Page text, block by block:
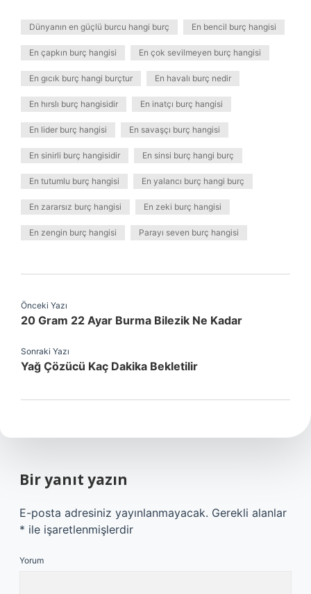
Dünyanın en güçlü burcu hangi burç En bencil burç hangisi
En çapkın burç hangisi En çok sevilmeyen burç hangisi
En gıcık burç hangi burçtur En havalı burç nedir
En hırslı burç hangisidir En inatçı burç hangisi
En lider burç hangisi En savaşçı burç hangisi
En sinirli burç hangisidir En sinsi burç hangi burç
En tutumlu burç hangisi En yalancı burç hangi burç
En zararsız burç hangisi En zeki burç hangisi
En zengin burç hangisi Parayı seven burç hangisi
Önceki Yazı
20 Gram 22 Ayar Burma Bilezik Ne Kadar
Sonraki Yazı
Yağ Çözücü Kaç Dakika Bekletilir
Bir yanıt yazın
E-posta adresiniz yayınlanmayacak. Gerekli alanlar
* ile işaretlenmişlerdir
Yorum